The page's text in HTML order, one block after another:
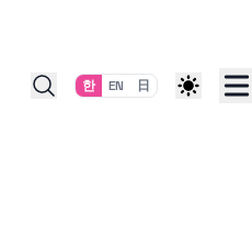
한 EN 日